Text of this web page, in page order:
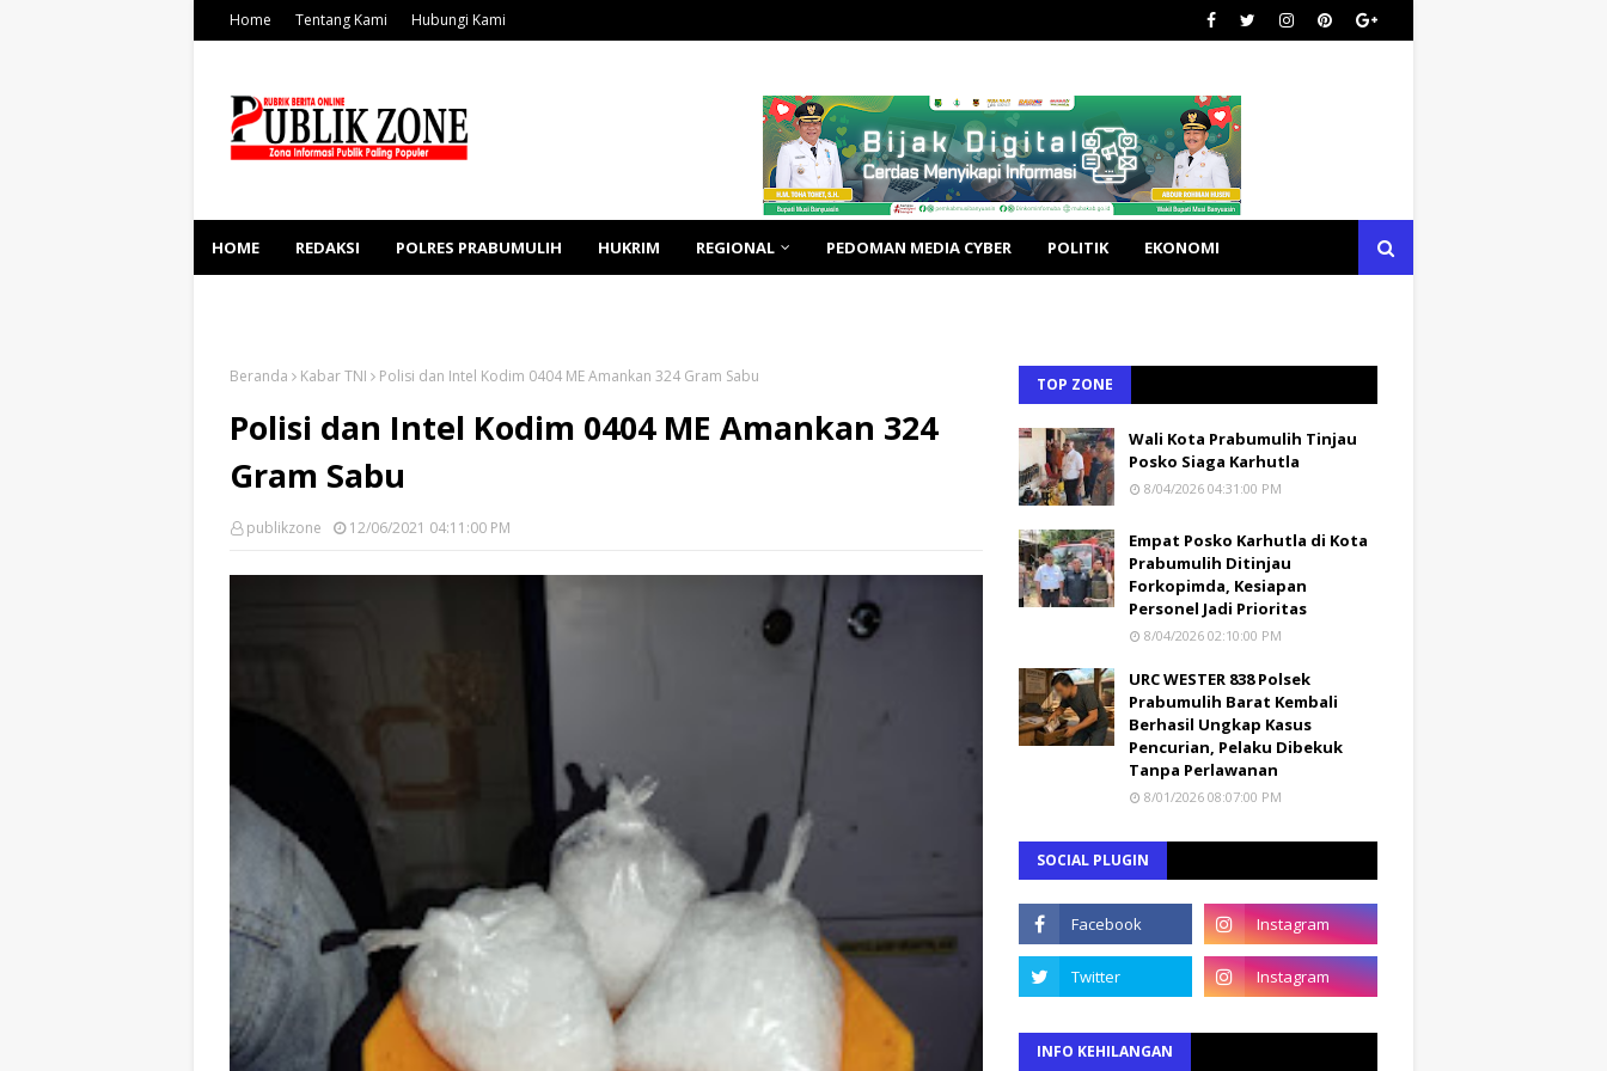
Home Tentang Kami Hubungi Kami
HOME REDAKSI POLRES PRABUMULIH HUKRIM REGIONAL PEDOMAN MEDIA CYBER POLITIK EKONOMI
Beranda Kabar TNI Polisi dan Intel Kodim 0404 ME Amankan 324 Gram Sabu
Polisi dan Intel Kodim 0404 ME Amankan 324
Gram Sabu
publikzone 12/06/2021 04:11:00 PM
TOP ZONE
Wali Kota Prabumulih Tinjau
Posko Siaga Karhutla
8/04/2026 04:31:00 PM
Empat Posko Karhutla di Kota
Prabumulih Ditinjau
Forkopimda, Kesiapan
Personel Jadi Prioritas
8/04/2026 02:10:00 PM
URC WESTER 838 Polsek
Prabumulih Barat Kembali
Berhasil Ungkap Kasus
Pencurian, Pelaku Dibekuk
Tanpa Perlawanan
8/01/2026 08:07:00 PM
SOCIAL PLUGIN
INFO KEHILANGAN